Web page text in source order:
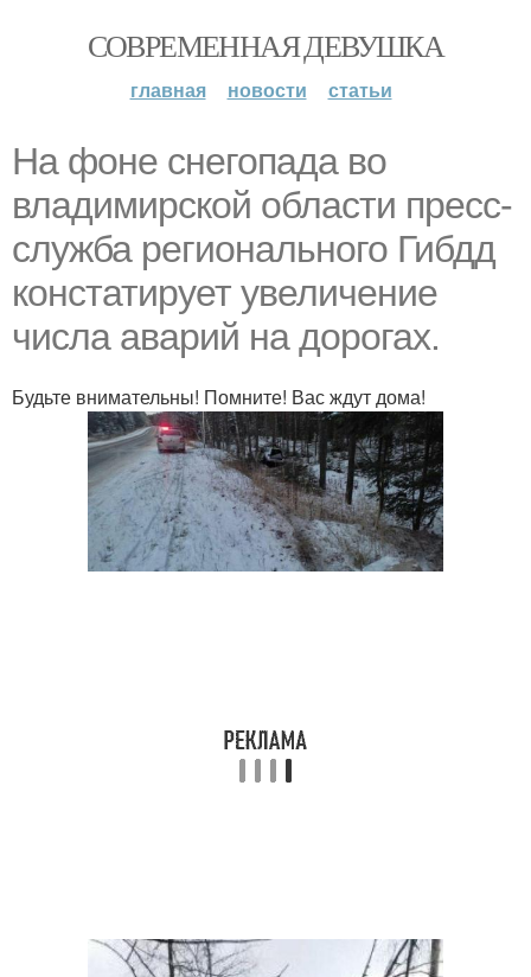
СОВРЕМЕННАЯ ДЕВУШКА
главная новости статьи
На фоне снегопада во
владимирской области пресс-
служба регионального Гибдд
констатирует увеличение
числа аварий на дорогах.
Будьте внимательны! Помните! Вас ждут дома!